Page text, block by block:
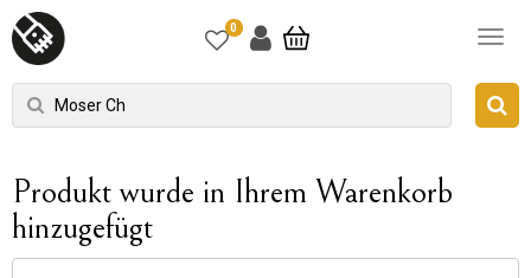
0
Produkt wurde in Ihrem Warenkorb
hinzugefügt